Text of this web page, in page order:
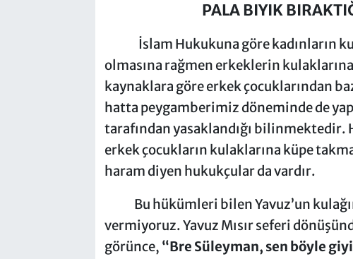
PALA BIYIK
İslam Hukukuna göre kadınların
olmasına rağmen erkeklerin
kaynaklara göre erkek çocuklarından
hatta peygamberimiz döneminde de
tarafından yasaklandığı bilinmektedir.
erkek çocukların kulaklarına küpe
haram diyen hukukçular da vardır.
Bu hükümleri bilen Yavuz’un
vermiyoruz. Yavuz Mısır seferi
görünce, “Bre Süleyman, sen böyle